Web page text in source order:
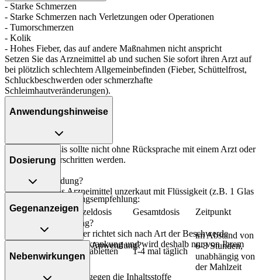
- Starke Schmerzen
- Starke Schmerzen nach Verletzungen oder Operationen
- Tumorschmerzen
- Kolik
- Hohes Fieber, das auf andere Maßnahmen nicht anspricht
Setzen Sie das Arzneimittel ab und suchen Sie sofort ihren Arzt auf
bei plötzlich schlechtem Allgemeinbefinden (Fieber, Schüttelfrost,
Schluckbeschwerden oder schmerzhafte
Schleimhautveränderungen).
Anwendungshinweise
Die Gesamtdosis sollte nicht ohne Rücksprache mit einem Arzt oder
Apotheker überschritten werden.
Art der Anwendung?
Nehmen Sie das Arzneimittel unzerkaut mit Flüssigkeit (z.B. 1 Glas
Dauer der Anwendung?
Die Anwendungsdauer richtet sich nach Art der Beschwerde
und/oder Dauer der Erkrankung und wird deshalb nur von Ihrem
Arzt bestimmt.
Überdosierung?
Dosierung
Allgemeine Dosierungsempfehlung:
Personenkreis
Einzeldosis Gesamtdosis
Zeitpunkt
15 Jahren und
Körpergewicht
Erwachsene
1-2 Tabletten 1-4 mal täglich
im Abstand von
6-8 Stunden,
unabhängig von
der Mahlzeit
Gegenanzeigen
Was spricht gegen eine Anwendung?
- Überempfindlichkeit gegen die Inhaltsstoffe
Nebenwirkungen